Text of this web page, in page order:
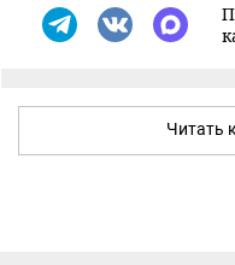
Читать